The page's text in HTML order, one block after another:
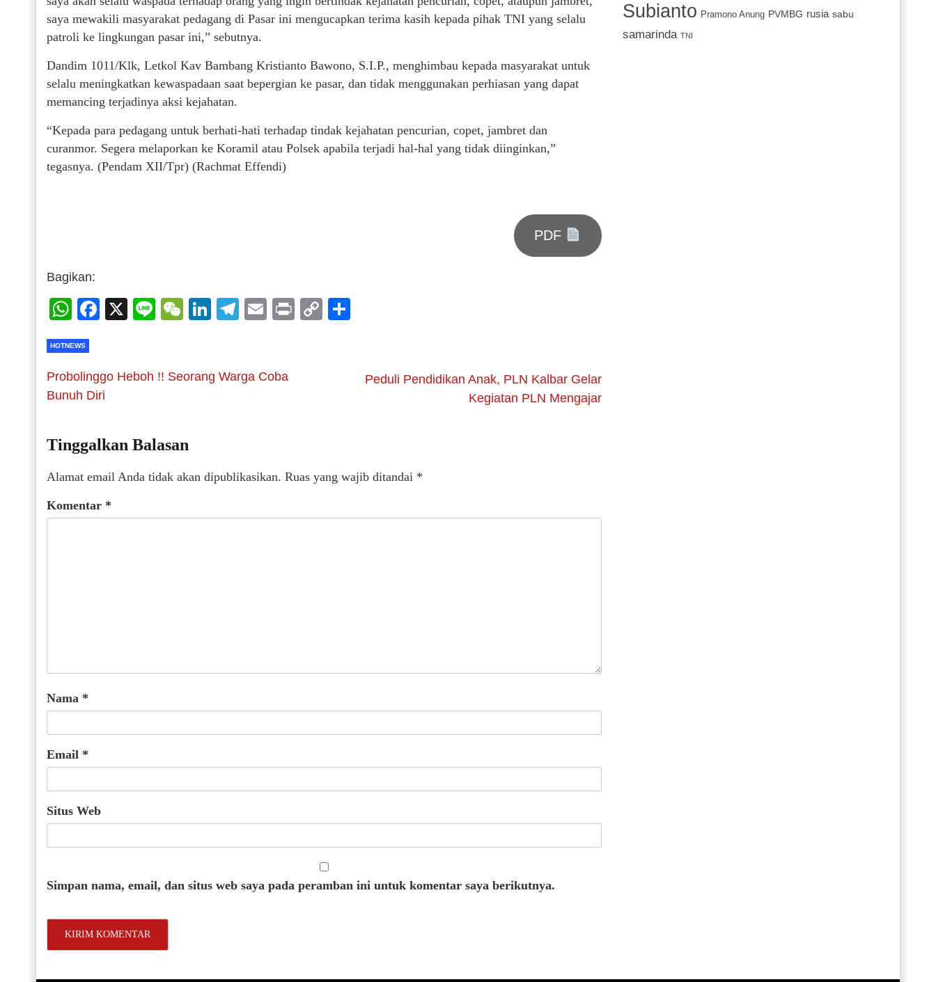
saya mewakili masyarakat pedagang di Pasar ini mengucapkan terima kasih kepada pihak TNI yang selalu
patroli ke lingkungan pasar ini,” sebutnya.
Dandim 1011/Klk, Letkol Kav Bambang Kristianto Bawono, S.I.P., menghimbau kepada masyarakat untuk
selalu meningkatkan kewaspadaan saat bepergian ke pasar, dan tidak menggunakan perhiasan yang dapat
memancing terjadinya aksi kejahatan.
“Kepada para pedagang untuk berhati-hati terhadap tindak kejahatan pencurian, copet, jambret dan
curanmor. Segera melaporkan ke Koramil atau Polsek apabila terjadi hal-hal yang tidak diinginkan,”
tegasnya. (Pendam XII/Tpr) (Rachmat Effendi)
PDF
Bagikan:
WhatsApp
Facebook
X LineWeChat
LinkedIn
Telegram
Email
PrintCopy
HOTNEWS
Probolinggo Heboh !! Seorang Warga Coba
Bunuh Diri
Peduli Pendidikan Anak, PLN Kalbar Gelar
Kegiatan PLN Mengajar
Tinggalkan Balasan
Alamat email Anda tidak akan dipublikasikan. Ruas yang wajib ditandai *
Komentar *
Nama *
Email *
Situs Web
Simpan nama, email, dan situs web saya pada peramban ini untuk komentar saya berikutnya.
Subianto Pramono Anung PVMBG rusia sabu
samarinda TNI